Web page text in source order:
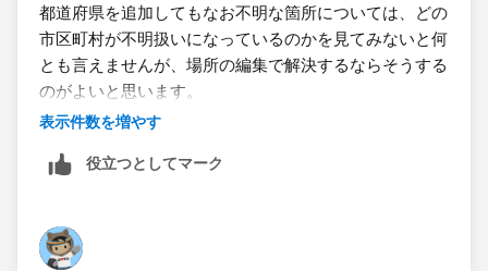
都道府県を追加してもなお不明な箇所については、どの
市区町村が​不明扱いになっているのかを見てみないと何
とも言えませんが、場所の編集で解決するならそうする
のがよいと思います。
表示件数を増やす
役立つとしてマーク